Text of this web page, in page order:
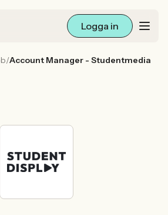
Logga in
/Account Manager - Studentmedia